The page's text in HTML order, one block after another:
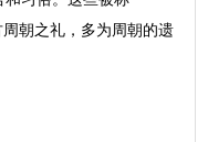
朝之礼，多为周朝的遗